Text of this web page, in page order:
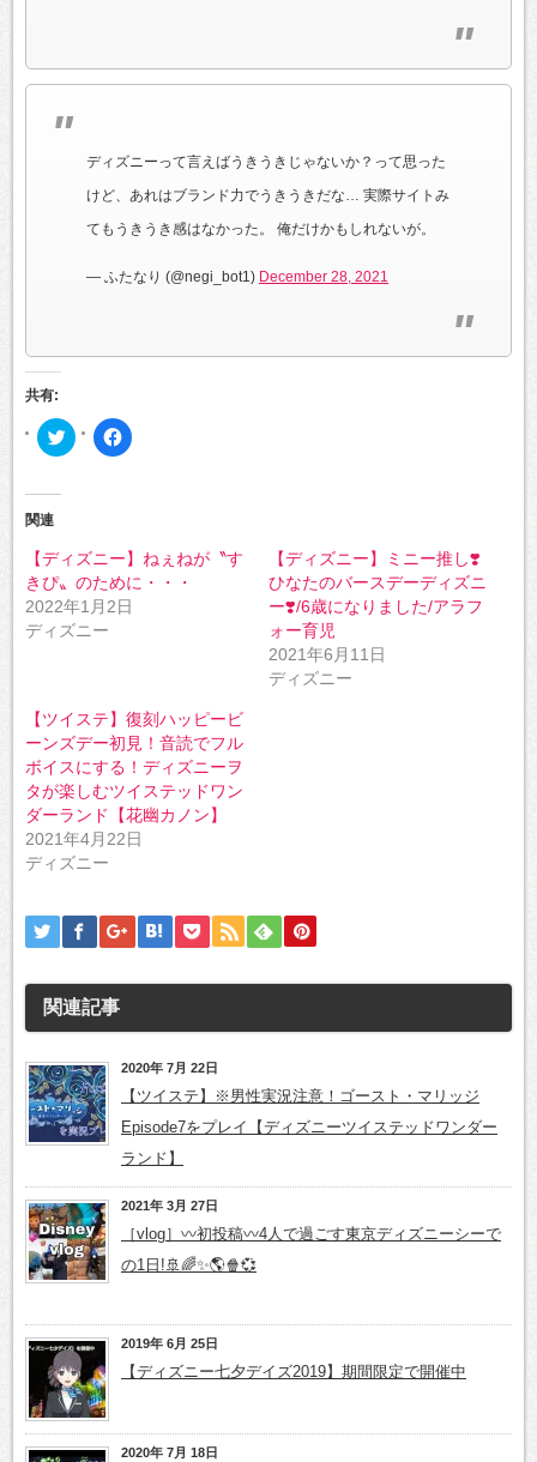
ディズニーって言えばうきうきじゃないか？って思った
けど、あれはブランド力でうきうきだな… 実際サイトみ
てもうきうき感はなかった。 俺だけかもしれないが。
— ふたなり (@negi_bot1) December 28, 2021
共有:
ク
リ
有
(新
し
い
ウ
ィ
き
ま
す)
Facebook
で
ク
リ
ッ
ク
し
て
い
ウ
ィ
ン
ド
ウ
で
開
き
ま
関連
【ディズニー】ねぇねが〝す
きぴ〟のために・・・
2022年1月2日
ディズニー
【ディズニー】ミニー推し❣️
ひなたのバースデーディズニ
ー❣️/6歳になりました/アラフ
ォー育児
2021年6月11日
ディズニー
【ツイステ】復刻ハッピービ
ーンズデー初見！音読でフル
ボイスにする！ディズニーヲ
タが楽しむツイステッドワン
ダーランド【花幽カノン】
2021年4月22日
ディズニー
関連記事
2020年 7月 22日
【ツイステ】※男性実況注意！ゴースト・マリッジ
Episode7をプレイ【ディズニーツイステッドワンダー
ランド】
2021年 3月 27日
［vlog］〰️初投稿〰️4人で過ごす東京ディズニーシーで
の1日!🚢🌈✨🌎🍿💞
2019年 6月 25日
【ディズニー七夕デイズ2019】期間限定で開催中
2020年 7月 18日